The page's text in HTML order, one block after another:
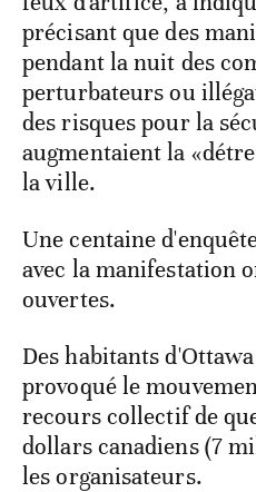
précisant que des
pendant la nuit des
perturbateurs ou
des risques pour la
augmentaient la
la ville.
Une centaine
avec la manifestation
ouvertes.
Des habitants
provoqué le
recours collectif de
dollars canadiens (7
les organisateurs.